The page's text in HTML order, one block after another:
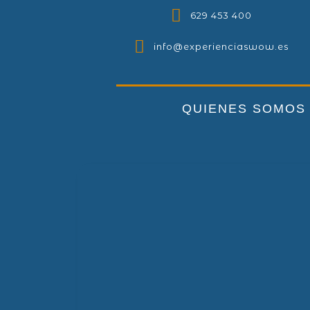
629 453 400
info@experienciaswow.es
QUIENES SOMOS